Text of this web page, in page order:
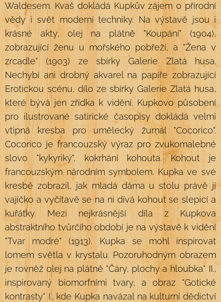
Waldesem. Kvaš dokládá Kupkův zájem o přírodní
vědy i svět moderní techniky. Na výstavě jsou i
krásné akty, olej na plátně "Koupání" (1904),
zobrazující ženu u mořského pobřeží, a "Žena v
zrcadle" (1903) ze sbírky Galerie Zlatá husa.
Nechybí ani drobný akvarel na papíře zobrazující
Erotickou scénu, dílo ze sbírky Galerie Zlatá husa,
které bývá jen zřídka k vidění. Kupkovo působení
pro ilustrované satirické časopisy dokládá velmi
vtipná kresba pro umělecký žurnál "Cocorico".
Cocorico je francouzský výraz pro zvukomalebné
slovo "kykyriký", kokrhání kohouta. Kohout je
francouzským národním symbolem. Kupka ve své
kresbě zobrazil, jak mladá dáma u stolu právě jí
vajíčko a vyčítavě se na ni dívá kohout se slepicí a
kuřátky. Mezi nejkrásnější díla z Kupkova
abstraktního tvůrčího období je na výstavě k vidění
"Tvar modré" (1913). Kupka se mohl inspirovat
lomem světla v krystalu. Pozoruhodným obrazem
je rovněž olej na plátně "Čáry, plochy a hloubka" II.,
inspirovaný biomorfními tvary, a obraz "Gotické
kontrasty" I., kde Kupka navázal na kulturní dědictví